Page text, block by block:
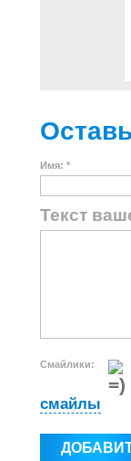
Имя: *
Текст
Смайлики:
смайлы